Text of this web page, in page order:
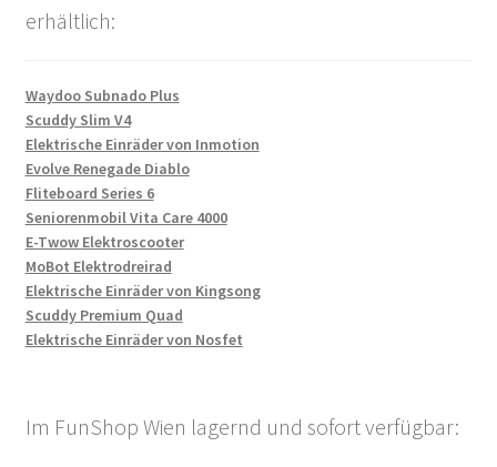
erhältlich:
Waydoo Subnado Plus
Scuddy Slim V4
Elektrische Einräder von Inmotion
Evolve Renegade Diablo
Fliteboard Series 6
Seniorenmobil Vita Care 4000
E-Twow Elektroscooter
MoBot Elektrodreirad
Elektrische Einräder von Kingsong
Scuddy Premium Quad
Elektrische Einräder von Nosfet
Im FunShop Wien lagernd und sofort verfügbar: